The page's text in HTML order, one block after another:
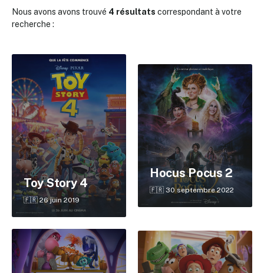
Nous avons avons trouvé 4 résultats correspondant à votre
recherche :
Toy Story 4
🇫🇷 26 juin 2019
Hocus Pocus 2
🇫🇷 30 septembre 2022
✕